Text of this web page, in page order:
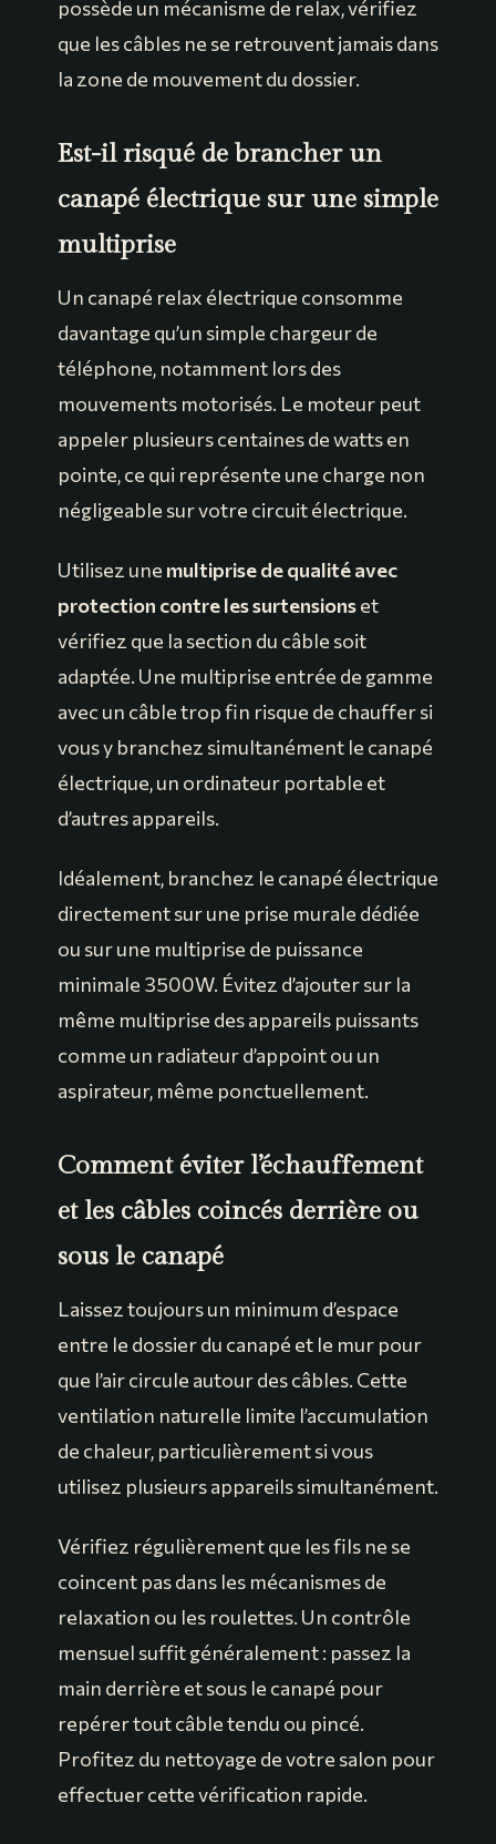
possède un mécanisme de relax, vérifiez
que les câbles ne se retrouvent jamais dans
la zone de mouvement du dossier.
Est-il risqué de brancher un
canapé électrique sur une simple
multiprise
Un canapé relax électrique consomme
davantage qu’un simple chargeur de
téléphone, notamment lors des
mouvements motorisés. Le moteur peut
appeler plusieurs centaines de watts en
pointe, ce qui représente une charge non
négligeable sur votre circuit électrique.
Utilisez une multiprise de qualité avec
protection contre les surtensionset
vérifiez que la section du câble soit
adaptée. Une multiprise entrée de gamme
avec un câble trop fin risque de chauffer si
vous y branchez simultanément le canapé
électrique, un ordinateur portable et
d’autres appareils.
Idéalement, branchez le canapé électrique
directement sur une prise murale dédiée
ou sur une multiprise de puissance
minimale 3500W. Évitez d’ajouter sur la
même multiprise des appareils puissants
comme un radiateur d’appoint ou un
aspirateur, même ponctuellement.
Comment éviter l’échauffement
et les câbles coincés derrière ou
sous le canapé
Laissez toujours un minimum d’espace
entre le dossier du canapé et le mur pour
que l’air circule autour des câbles. Cette
ventilation naturelle limite l’accumulation
de chaleur, particulièrement si vous
utilisez plusieurs appareils simultanément.
Vérifiez régulièrement que les fils ne se
coincent pas dans les mécanismes de
relaxation ou les roulettes. Un contrôle
mensuel suffit généralement : passez la
main derrière et sous le canapé pour
repérer tout câble tendu ou pincé.
Profitez du nettoyage de votre salon pour
effectuer cette vérification rapide.